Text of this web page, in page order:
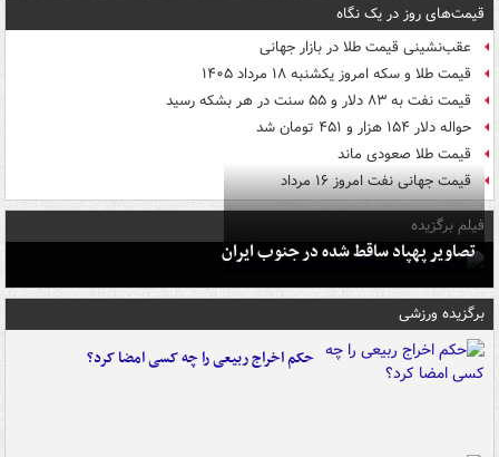
قیمت‌های روز در یک نگاه
عقب‌نشینی قیمت طلا در بازار جهانی
قیمت طلا و سکه امروز یکشنبه ۱۸ مرداد ۱۴۰۵
قیمت نفت به ۸۳ دلار و ۵۵ سنت در هر بشکه رسید
حواله دلار ۱۵۴ هزار و ۴۵۱ تومان شد
قیمت طلا صعودی ماند
قیمت جهانی نفت امروز ۱۶ مرداد
فیلم برگزیده
تصاویر پهپاد ساقط شده در جنوب ایران
برگزیده ورزشی
حکم اخراج ربیعی را چه کسی امضا کرد؟